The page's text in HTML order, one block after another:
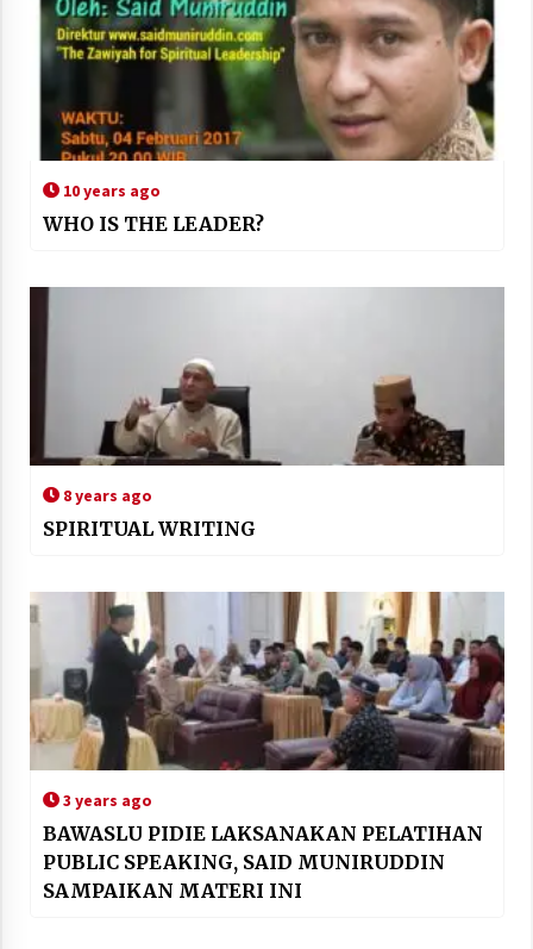
10 years ago
WHO IS THE LEADER?
8 years ago
SPIRITUAL WRITING
3 years ago
BAWASLU PIDIE LAKSANAKAN PELATIHAN
PUBLIC SPEAKING, SAID MUNIRUDDIN
SAMPAIKAN MATERI INI